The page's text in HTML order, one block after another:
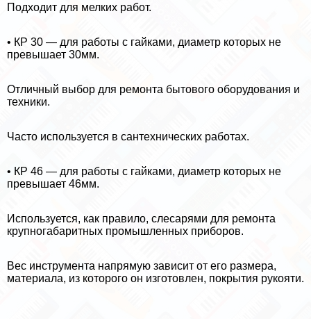
Подходит для мелких работ.
• КР 30 — для работы с гайками, диаметр которых не
превышает 30мм.
Отличный выбор для ремонта бытового оборудования и
техники.
Часто используется в сантехнических работах.
• КР 46 — для работы с гайками, диаметр которых не
превышает 46мм.
Используется, как правило, слесарями для ремонта
крупногабаритных промышленных приборов.
Вес инструмента напрямую зависит от его размера,
материала, из которого он изготовлен, покрытия рукояти.